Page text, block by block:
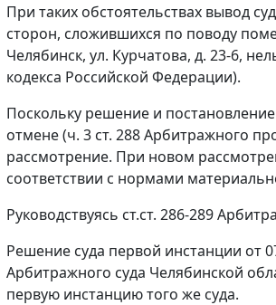
При таких обстоятельствах вывод
сторон, сложившихся по поводу
Челябинск, ул. Курчатова, д. 23-6,
кодекса Российской Федерации).
Поскольку решение и
отмене (ч. 3 ст. 288Арбитражного
рассмотрение. При новом
соответствии с нормами
Руководствуясь ст.ст. 286-289
Решение суда первой инстанции от
Арбитражного суда Челябинской
первую инстанцию того же суда.